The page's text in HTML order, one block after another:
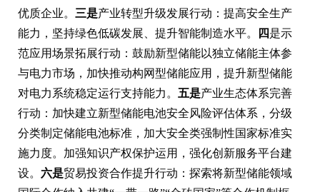
优质企业。 三是产业转型升级发展行动：提高安全生产
能力，坚持绿色低碳发展、提升智能制造水平。
四是示
范应用场景拓展行动：鼓励新型储能以独立储能主体参
与电力市场，加快推动构网型储能应用，提升新型储能
对电力系统稳定运行支持能力。 五是产业生态体系完善
行动：加快建立新型储能电池安全风险评估体系，分级
分类制定储能电池标准，加大安全类强制性国家标准实
施力度。加强知识产权保护运用，强化创新服务平台建
设。 六是贸易投资合作提升行动：探索将新型储能领域